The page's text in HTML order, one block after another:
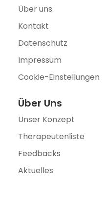
Über uns
Kontakt
Datenschutz
Impressum
Cookie-Einstellungen
Über Uns
Unser Konzept
Therapeutenliste
Feedbacks
Aktuelles